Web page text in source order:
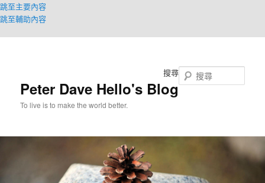
跳至主要內容
跳至輔助內容
Peter Dave Hello's Blog
To live is to make the world better.
搜尋